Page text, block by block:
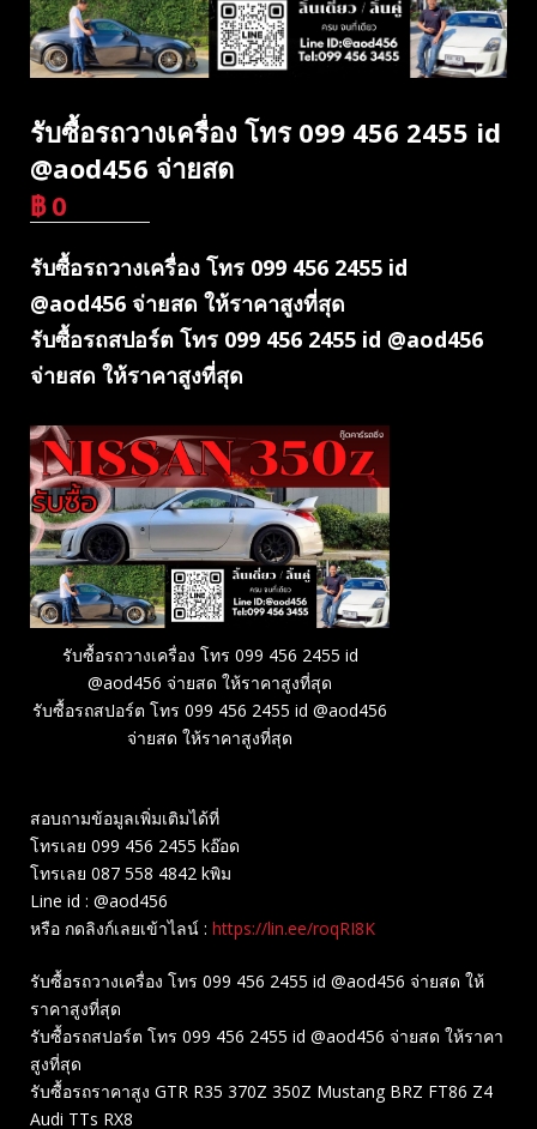
รับซื้อรถวางเครื่อง โทร 099 456 2455 id
@aod456 จ่ายสด
฿ 0
รับซื้อรถวางเครื่อง โทร 099 456 2455 id
@aod456 จ่ายสด ให้ราคาสูงที่สุด
รับซื้อรถสปอร์ต โทร 099 456 2455 id @aod456
จ่ายสด ให้ราคาสูงที่สุด
รับซื้อรถวางเครื่อง โทร 099 456 2455 id
@aod456 จ่ายสด ให้ราคาสูงที่สุด
รับซื้อรถสปอร์ต โทร 099 456 2455 id @aod456
จ่ายสด ให้ราคาสูงที่สุด
สอบถามข้อมูลเพิ่มเติมได้ที่
โทรเลย 099 456 2455 kอ๊อด
โทรเลย 087 558 4842 kพิม
Line id : @aod456
หรือ กดลิงก์เลยเข้าไลน์ : https://lin.ee/roqRI8K
รับซื้อรถวางเครื่อง โทร 099 456 2455 id @aod456 จ่ายสด ให้
ราคาสูงที่สุด
รับซื้อรถสปอร์ต โทร 099 456 2455 id @aod456 จ่ายสด ให้ราคา
สูงที่สุด
รับซื้อรถราคาสูง GTR R35 370Z 350Z Mustang BRZ FT86 Z4
Audi TTs RX8